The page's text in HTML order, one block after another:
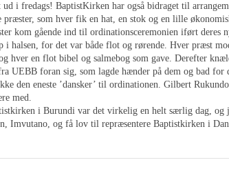
ud i fredags! BaptistKirken har også bidraget til
præster, som hver fik en hat, en stok og en lille
kom gående ind til ordinationsceremonien iført
i halsen, for det var både flot og rørende. Hver præst
hver en flot bibel og salmebog som gave. Derefter
UEBB foran sig, som lagde hænder på dem og bad for
den eneste ’dansker’ til ordinationen. Gilbert
med.
i Burundi var det virkelig en helt særlig dag, og
Imvutano, og få lov til repræsentere Baptistkirken i